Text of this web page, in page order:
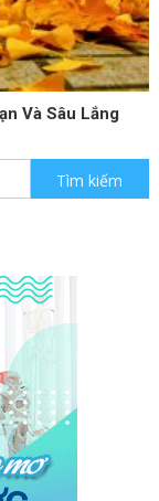
Và Sâu Lắng
Tìm kiếm cho: